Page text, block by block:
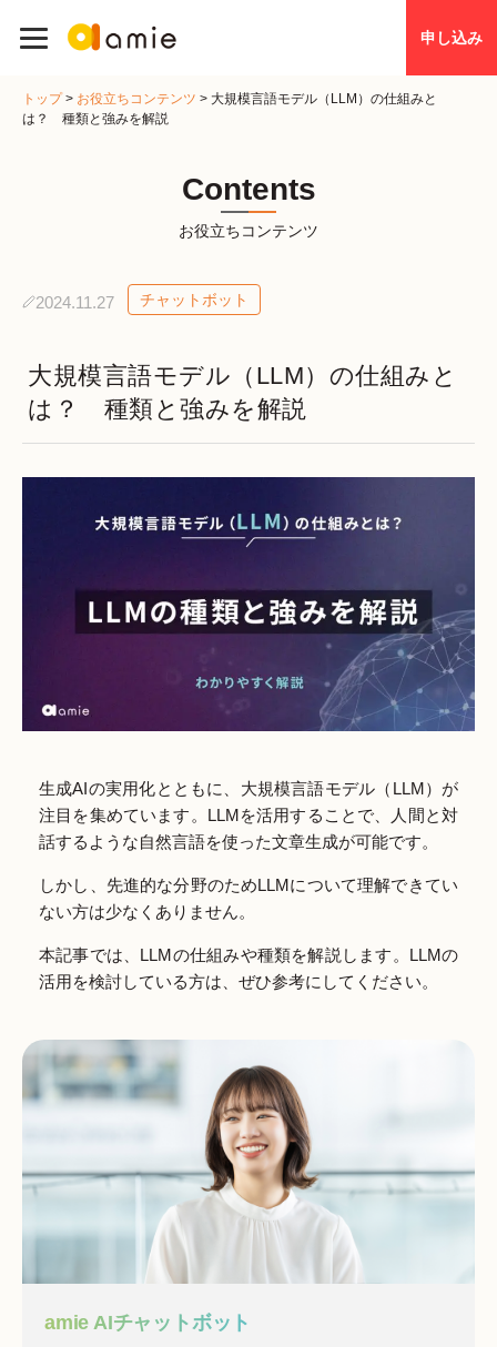
申し込み
トップ> お役立ちコンテンツ > 大規模言語モデル（LLM）の仕組みと
は？ 種類と強みを解説
Contents
お役立ちコンテンツ
2024.11.27 チャットボット
大規模言語モデル（LLM）の仕組みと
は？ 種類と強みを解説
生成AIの実用化とともに、大規模言語モデル（LLM）が
注目を集めています。LLMを活用することで、人間と対
話するような自然言語を使った文章生成が可能です。
しかし、先進的な分野のためLLMについて理解できてい
ない方は少なくありません。
本記事では、LLMの仕組みや種類を解説します。LLMの
活用を検討している方は、ぜひ参考にしてください。
amie AIチャットボット